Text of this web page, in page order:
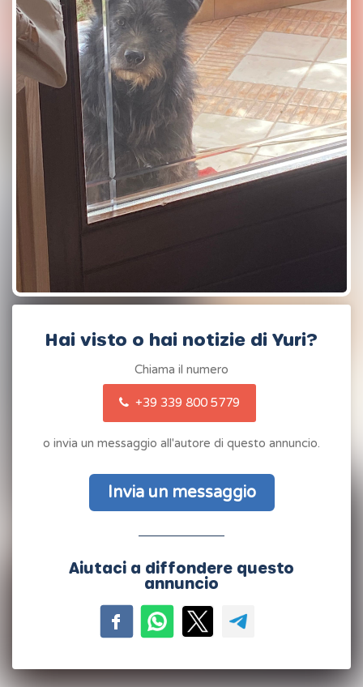
Hai visto o hai notizie di Yuri?
Chiama il numero
+39 339 800 5779
o invia un messaggio all'autore di questo annuncio.
Invia un messaggio
Aiutaci a diffondere questo
annuncio